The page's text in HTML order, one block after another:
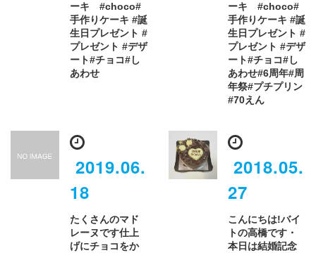
ーキ #choco#
手作りケーキ #誕
生日プレゼント #
プレゼント #デザ
ート#チョコ#し
あわせ
ーキ #choco#
手作りケーキ #誕
生日プレゼント #
プレゼント #デザ
ート#チョコ#し
あわせ#6周年#周
年祭#プチプリン
#70えん
2019.06.
18
たくさんのマド
レーヌです仕上
げにチョコをか
2018.05.
27
こんにちは!バイ
トの高橋です・
本日は結婚記念